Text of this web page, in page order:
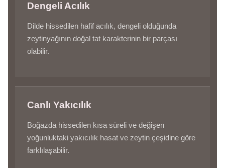
Dengeli Acılık
Dilde hissedilen hafif acılık, dengeli olduğunda
zeytinyağının doğal tat karakterinin bir parçası
olabilir.
Canlı Yakıcılık
Boğazda hissedilen kısa süreli ve değişen
yoğunluktaki yakıcılık hasat ve zeytin çeşidine göre
farklılaşabilir.